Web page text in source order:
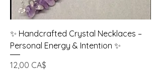
✨ Handcrafted Crystal Necklaces –
Personal Energy & Intention ✨
Prezzo
12,00 CA$